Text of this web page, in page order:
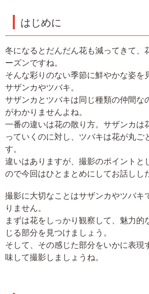
はじめに
冬になるとだんだん花も減ってきて、
ーズンですね。
そんな彩りのない季節に鮮やかな姿を
サザンカやツバキ。
サザンカとツバキは同じ種類の仲間な
がわかりませんよね。
一番の違いは花の散り方。サザンカは
っていくのに対し、ツバキは花が丸ご
す。
違いはありますが、撮影のポイントと
ので今回はひとまとめにしてお話しし
撮影に大切なことはサザンカやツバキ
りません。
まずは花をしっかり観察して、魅力的
じる部分を見つけましょう。
そして、その感じた部分をいかに表現
味して撮影しましょうね。